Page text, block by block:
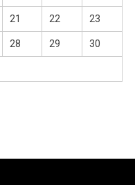
21 22 23
28 29 30